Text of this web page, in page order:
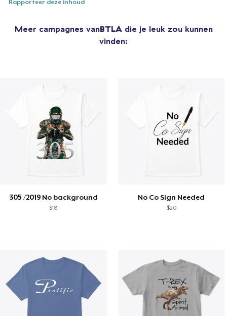
Rapporteer deze inhoud
Meer campagnes vanBTLAdie je leuk zou kunnen
vinden:
305 /2019 No background
$18
No Co Sign Needed
$20